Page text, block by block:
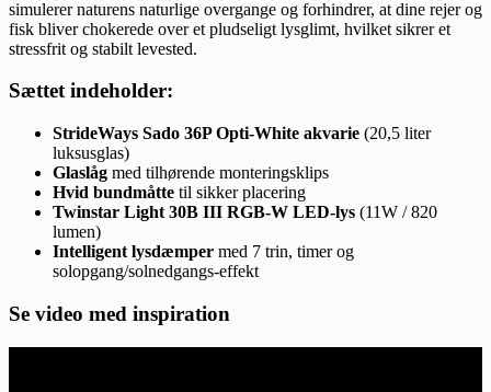
simulerer naturens naturlige overgange og forhindrer, at dine rejer og
fisk bliver chokerede over et pludseligt lysglimt, hvilket sikrer et
stressfrit og stabilt levested.
Sættet indeholder:
StrideWays Sado 36P Opti-White akvarie (20,5 liter
luksusglas)
Glaslåg med tilhørende monteringsklips
Hvid bundmåtte til sikker placering
Twinstar Light 30B III RGB-W LED-lys (11W / 820
lumen)
Intelligent lysdæmper med 7 trin, timer og
solopgang/solnedgangs-effekt
Se video med inspiration